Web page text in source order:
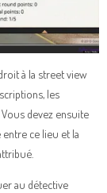
à la street view
les
devez ensuite
ce lieu et la
au détective